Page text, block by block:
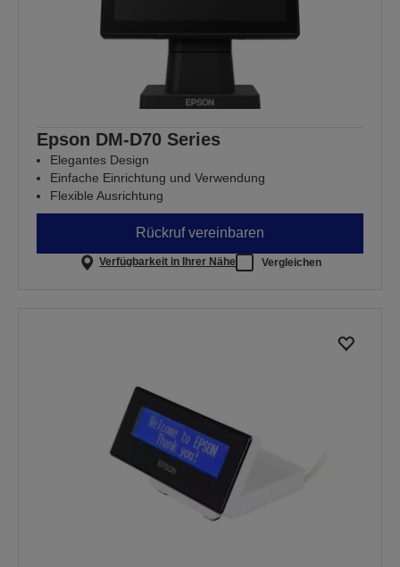
Epson DM-D70 Series
Elegantes Design
Einfache Einrichtung und Verwendung
Flexible Ausrichtung
Rückruf vereinbaren
Verfügbarkeit in Ihrer Nähe Vergleichen